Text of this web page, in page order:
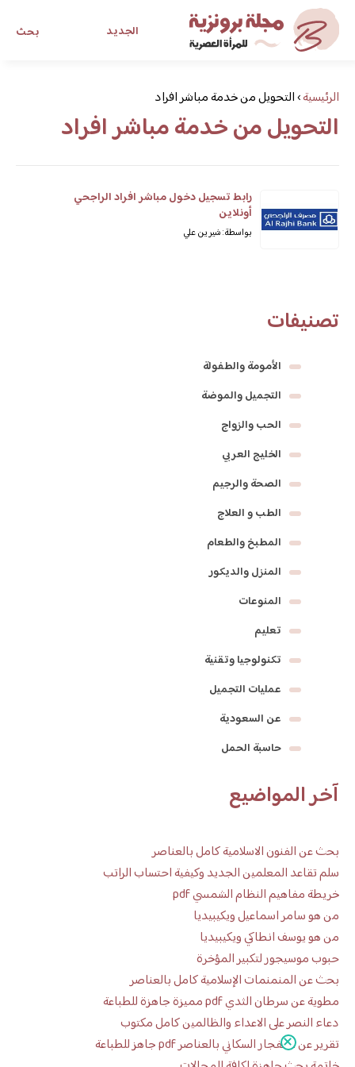
بحث الجديد
مجلة برونزية للفتاة العصرية
ابحث عن أي موضوع يهمك
الرئيسية›التحويل من خدمة مباشر افراد
التحويل من خدمة مباشر افراد
رابط تسجيل دخول مباشر افراد الراجحي
أونلاين
بواسطة: شيرين علي
تصنيفات
الأمومة والطفولة
التجميل والموضة
الحب والزواج
الخليج العربي
الصحة والرجيم
الطب و العلاج
المطبخ والطعام
المنزل والديكور
المنوعات
تعليم
تكنولوجيا وتقنية
عمليات التجميل
عن السعودية
حاسبة الحمل
آخر المواضيع
بحث عن الفنون الاسلامية كامل بالعناصر
سلم تقاعد المعلمين الجديد وكيفية احتساب الراتب
خريطة مفاهيم النظام الشمسي pdf
من هو سامر اسماعيل ويكيبيديا
من هو يوسف انطاكي ويكيبيديا
حبوب موسيجور لتكبير المؤخرة
بحث عن المنمنمات الإسلامية كامل بالعناصر
مطوية عن سرطان الثدي pdf مميزة جاهزة للطباعة
دعاء النصر على الاعداء والظالمين كامل مكتوب
تقرير عن الانفجار السكاني بالعناصر pdf جاهز للطباعة